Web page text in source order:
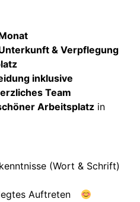
& Verpflegung
inklusive
Team
Arbeitsplatz in
(Wort & Schrift)
Auftreten